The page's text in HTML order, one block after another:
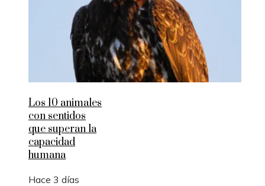
Los 10 animales
con sentidos
que superan la
capacidad
humana
Hace 3 días